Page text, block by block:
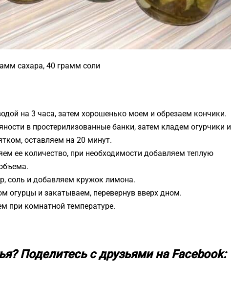
сахара, 40 грамм соли
на 3 часа, затем хорошенько моем и обрезаем кончики.
в простерилизованные банки, затем кладем огурчики и
оставляем на 20 минут.
ее количество, при необходимости добавляем теплую
соль и добавляем кружок лимона.
огурцы и закатываем, перевернув вверх дном.
при комнатной температуре.
Поделитесь с друзьями на Facebook: